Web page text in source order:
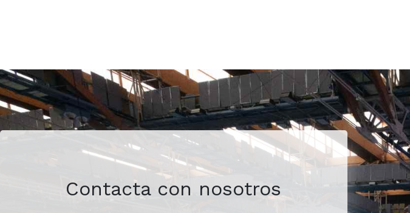
Contacta con nosotros